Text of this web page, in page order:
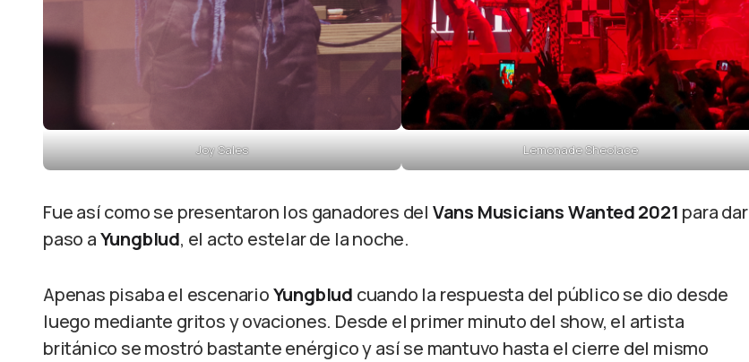
Joy Sales Lemonade Sheolace
Fue así como se presentaron los ganadores del Vans Musicians Wanted2021 para dar
paso aYungblud, el acto estelar de la noche.
Apenas pisaba el escenarioYungblud cuando la respuesta del público se dio desde
luego mediante gritos y ovaciones. Desde el primer minuto del show, el artista
británico se mostró bastante enérgico y así se mantuvo hasta el cierre del mismo